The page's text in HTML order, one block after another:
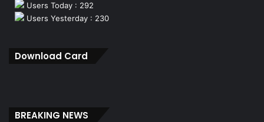
Users Today : 292
Users Yesterday : 230
Download Card
BREAKING NEWS